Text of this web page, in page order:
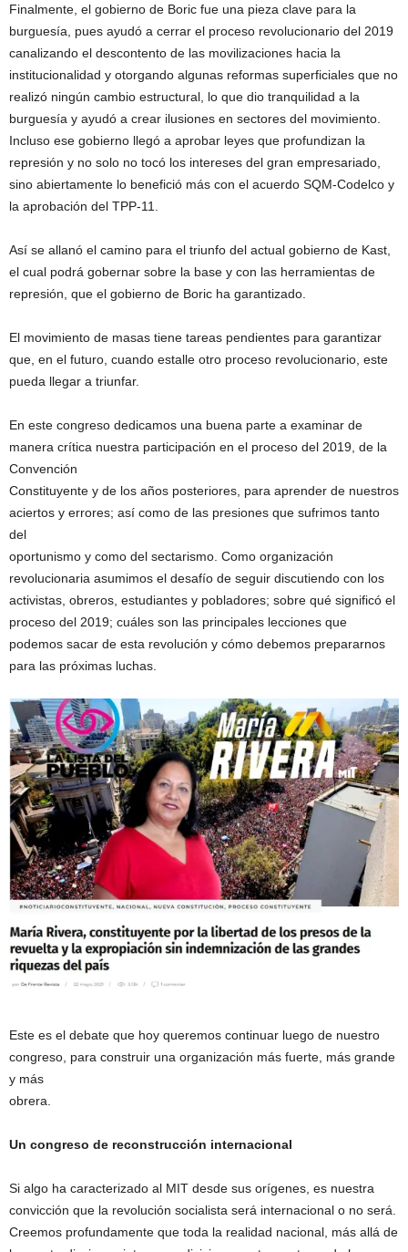
Finalmente, el gobierno de Boric fue una pieza clave para la
burguesía, pues ayudó a cerrar el proceso revolucionario del 2019
canalizando el descontento de las movilizaciones hacia la
institucionalidad y otorgando algunas reformas superficiales que no
realizó ningún cambio estructural, lo que dio tranquilidad a la
burguesía y ayudó a crear ilusiones en sectores del movimiento.
Incluso ese gobierno llegó a aprobar leyes que profundizan la
represión y no solo no tocó los intereses del gran empresariado,
sino abiertamente lo benefició más con el acuerdo SQM-Codelco y
la aprobación del TPP-11.
Así se allanó el camino para el triunfo del actual gobierno de Kast,
el cual podrá gobernar sobre la base y con las herramientas de
represión, que el gobierno de Boric ha garantizado.
El movimiento de masas tiene tareas pendientes para garantizar
que, en el futuro, cuando estalle otro proceso revolucionario, este
pueda llegar a triunfar.
En este congreso dedicamos una buena parte a examinar de
manera crítica nuestra participación en el proceso del 2019, de la
Convención
Constituyente y de los años posteriores, para aprender de nuestros
aciertos y errores; así como de las presiones que sufrimos tanto
del
oportunismo y como del sectarismo. Como organización
revolucionaria asumimos el desafío de seguir discutiendo con los
activistas, obreros, estudiantes y pobladores; sobre qué significó el
proceso del 2019; cuáles son las principales lecciones que
podemos sacar de esta revolución y cómo debemos prepararnos
para las próximas luchas.
Este es el debate que hoy queremos continuar luego de nuestro
congreso, para construir una organización más fuerte, más grande
y más
obrera.
Un congreso de reconstrucción internacional
Si algo ha caracterizado al MIT desde sus orígenes, es nuestra
convicción que la revolución socialista será internacional o no será.
Creemos profundamente que toda la realidad nacional, más allá de